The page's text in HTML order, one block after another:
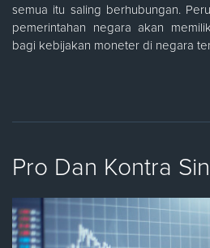
semua itu saling berhubungan.
pemerintahan negara akan
bagi kebijakan moneter di negara
Pro Dan Kontra